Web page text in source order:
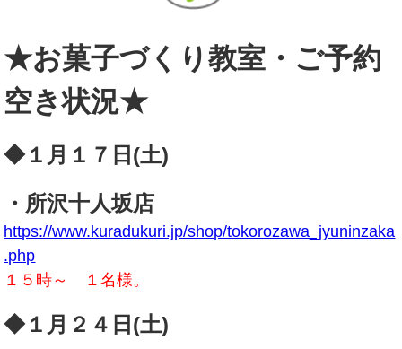
★お菓子づくり教室・ご予約
空き状況★
◆１月１７日(土)
・所沢十人坂店
https://www.kuradukuri.jp/shop/tokorozawa_jyuninzaka
.php
１５時～ １名様。
◆１月２４日(土)